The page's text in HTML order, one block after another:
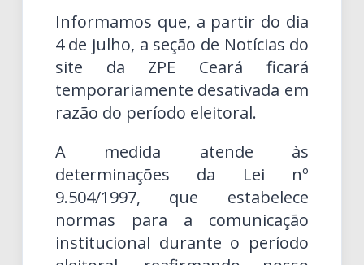
Informamos que, a partir do dia
4 de julho, a seção de Notícias do
site da ZPE Ceará ficará
temporariamente desativada em
razão do período eleitoral.
A medida atende às
determinações da Lei nº
9.504/1997, que estabelece
normas para a comunicação
institucional durante o período